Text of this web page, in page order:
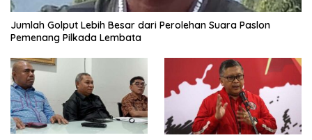
Jumlah Golput Lebih Besar dari Perolehan Suara Paslon
Pemenang Pilkada Lembata